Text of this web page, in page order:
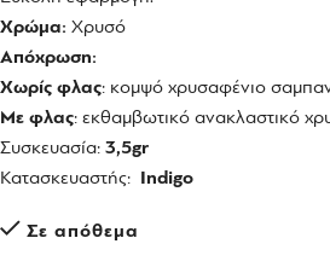
Χρώμα: Χρυσό
Απόχρωση:
Χωρίς φλας: κομψό χρυσαφένιο
Με φλας: εκθαμβωτικό ανακλαστικό
Συσκευασία: 3,5gr
Κατασκευαστής: Indigo
Σε απόθεμα